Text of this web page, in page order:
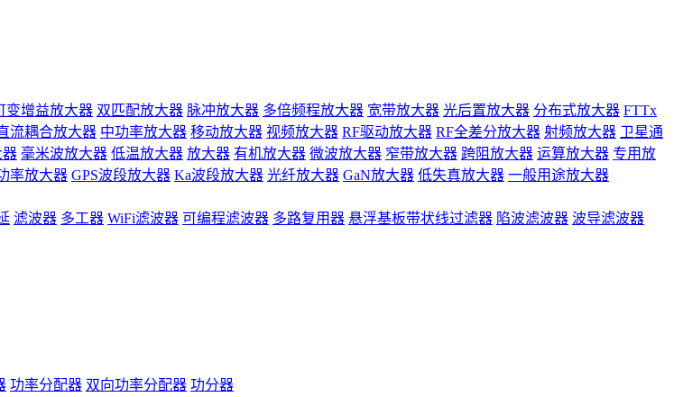
变增益放大器 双匹配放大器 脉冲放大器 多倍频程放大器 宽带放大器 光后置放大器 分布式放大器 FTTx
流耦合放大器 中功率放大器 移动放大器 视频放大器 RF驱动放大器 RF全差分放大器 射频放大器 卫星通
器 毫米波放大器 低温放大器 放大器 有机放大器 微波放大器 窄带放大器 跨阻放大器 运算放大器 专用放
率放大器 GPS波段放大器 Ka波段放大器 光纤放大器 GaN放大器 低失真放大器 一般用途放大器
滤波器 多工器 WiFi滤波器 可编程滤波器 多路复用器 悬浮基板带状线过滤器 陷波滤波器 波导滤波器
功率分配器 双向功率分配器 功分器